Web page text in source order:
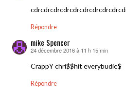
Répondre
mike Spencer
dit :
24 décembre 2016 à 11 h 15 min
CrappY chri$$hit everybudie$
Répondre